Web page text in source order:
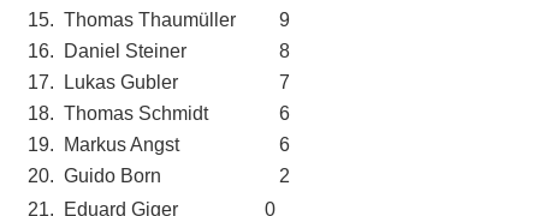
15. Thomas Thaumüller
9
16.
Daniel Steiner
8
17.
Lukas Gubler
7
18. Thomas Schmidt
6
19.
Markus Angst
6
20. Guido Born
2
21.
Eduard Giger
0